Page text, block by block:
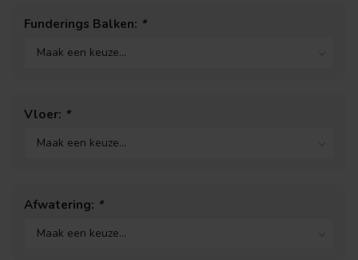
Funderings Balken: *
Vloer: *
Afwatering: *